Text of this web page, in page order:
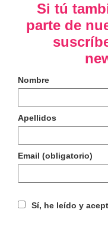
Si tú
parte de
Nombre
Apellidos
Email (obligatorio)
Sí, he leído y